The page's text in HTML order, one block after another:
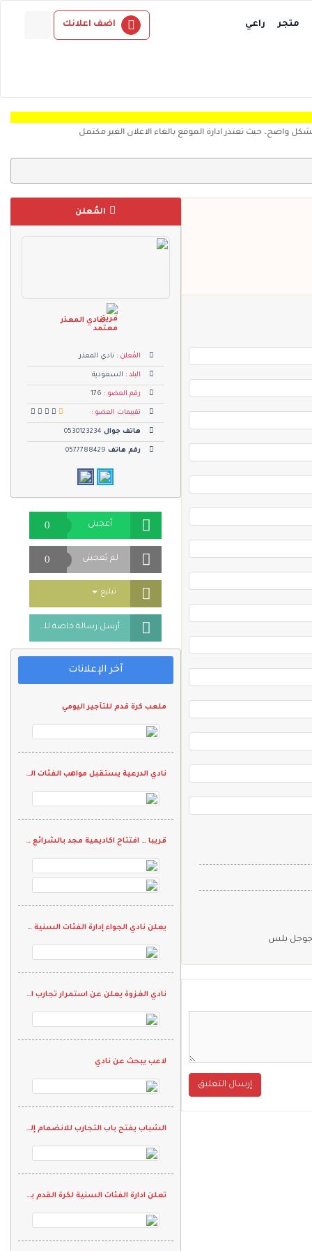
متجر راعي اضف اعلانك
تعتذر ادارة الموقع بالغاء الاعلان الغير مكتمل
جوجل بلس
إرسال التعليق
المُعلن
نادي المعذر
المُعلن : نادي المعذر
البلد : السعودية
رقم العضو : 176
تقييمات العضو :
هاتف جوال0530123234
رقم هاتف 0577788429
أعجبنى 0
لم يُعجبنى 0
تبليغ Toggle Dropdown
أرسل رسالة خاصة للمُعلن
آخر الإعلانات
ملعب كرة قدم للتأجير اليومي
نادي الدرعية يستقبل مواهب الفئات السنية في تجارب الأداء
قريبا … افتتاح اكاديمية مجد بالشرائع الراشدية
يعلن نادي الجواء إدارة الفئات السنية لكرة القدم عن إقامة تجارب أداء
نادي الغزوة يعلن عن استمرار تجارب الأداء للفئات السنية في كرة القدم
لاعب يبحث عن نادي
الشباب يفتح باب التجارب للانضمام إلى الفئات السنية
تعلن ادارة الفئات السنية لكرة القدم بنادي المحمل عن بدء التسجيل للمرحلة الأولى